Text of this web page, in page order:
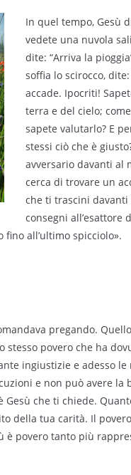
In quel tempo, Gesù
vedete una nuvola
dite: “Arriva la
soffia lo scirocco, dite:
accade. Ipocriti!
terra e del cielo;
sapete valutarlo? E
stessi ciò che è
avversario davanti al
cerca di trovare un
che ti trascini
consegni
all’ultimo spicciolo».
pregando.
stesso povero che ha
ingiustizie e adesso
e non può avere la
che ti chiede.
della tua carità. Il
povero tanto più